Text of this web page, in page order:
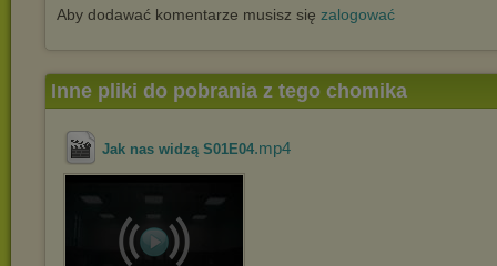
Aby dodawać komentarze musisz się zalogować
Inne pliki do pobrania z tego chomika
Jak nas widzą S01E04.mp4